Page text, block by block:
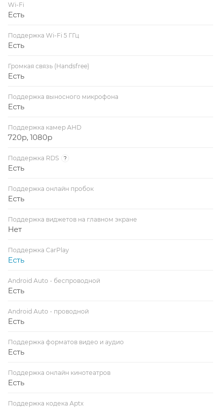
Wi-Fi
Есть
Поддержка Wi-Fi 5 ГГц
Есть
Громкая связь (Handsfree)
Есть
Поддержка выносного микрофона
Есть
Поддержка камер AHD
720p, 1080p
Поддержка RDS ?
Есть
Поддержка онлайн пробок
Есть
Поддержка виджетов на главном экране
Нет
Поддержка CarPlay
Есть
Android Auto - беспроводной
Есть
Android Auto - проводной
Есть
Поддержка форматов видео и аудио
Есть
Поддержка онлайн кинотеатров
Есть
Поддержка кодека Aptx